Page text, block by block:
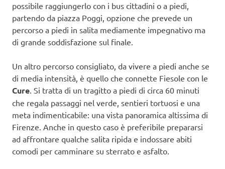
possibile raggiungerlo con i bus cittadini o a piedi,
partendo da piazza Poggi, opzione che prevede un
percorso a piedi in salita mediamente impegnativo ma
di grande soddisfazione sul finale.
Un altro percorso consigliato, da vivere a piedi anche se
di media intensità, è quello che connette Fiesole con le
Cure. Si tratta di un tragitto a piedi di circa 60 minuti
che regala passaggi nel verde, sentieri tortuosi e una
meta indimenticabile: una vista panoramica altissima di
Firenze. Anche in questo caso è preferibile prepararsi
ad affrontare qualche salita ripida e indossare abiti
comodi per camminare su sterrato e asfalto.